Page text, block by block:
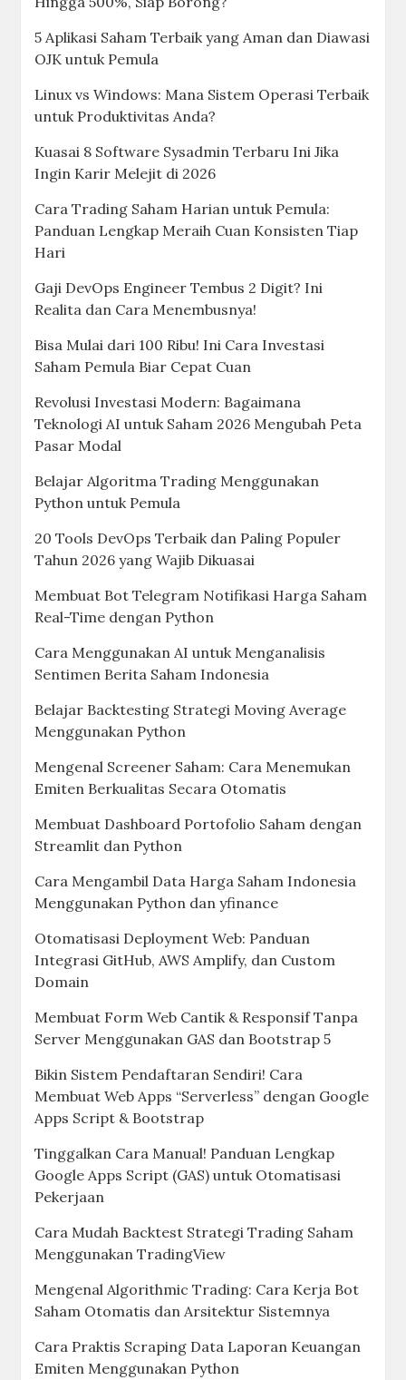
5 Aplikasi Saham Terbaik yang Aman dan Diawasi
OJK untuk Pemula
Linux vs Windows: Mana Sistem Operasi Terbaik
untuk Produktivitas Anda?
Kuasai 8 Software Sysadmin Terbaru Ini Jika
Ingin Karir Melejit di 2026
Cara Trading Saham Harian untuk Pemula:
Panduan Lengkap Meraih Cuan Konsisten Tiap
Hari
Gaji DevOps Engineer Tembus 2 Digit? Ini
Realita dan Cara Menembusnya!
Bisa Mulai dari 100 Ribu! Ini Cara Investasi
Saham Pemula Biar Cepat Cuan
Revolusi Investasi Modern: Bagaimana
Teknologi AI untuk Saham 2026 Mengubah Peta
Pasar Modal
Belajar Algoritma Trading Menggunakan
Python untuk Pemula
20 Tools DevOps Terbaik dan Paling Populer
Tahun 2026 yang Wajib Dikuasai
Membuat Bot Telegram Notifikasi Harga Saham
Real-Time dengan Python
Cara Menggunakan AI untuk Menganalisis
Sentimen Berita Saham Indonesia
Belajar Backtesting Strategi Moving Average
Menggunakan Python
Mengenal Screener Saham: Cara Menemukan
Emiten Berkualitas Secara Otomatis
Membuat Dashboard Portofolio Saham dengan
Streamlit dan Python
Cara Mengambil Data Harga Saham Indonesia
Menggunakan Python dan yfinance
Otomatisasi Deployment Web: Panduan
Integrasi GitHub, AWS Amplify, dan Custom
Domain
Membuat Form Web Cantik & Responsif Tanpa
Server Menggunakan GAS dan Bootstrap 5
Bikin Sistem Pendaftaran Sendiri! Cara
Membuat Web Apps “Serverless” dengan Google
Apps Script & Bootstrap
Tinggalkan Cara Manual! Panduan Lengkap
Google Apps Script (GAS) untuk Otomatisasi
Pekerjaan
Cara Mudah Backtest Strategi Trading Saham
Menggunakan TradingView
Mengenal Algorithmic Trading: Cara Kerja Bot
Saham Otomatis dan Arsitektur Sistemnya
Cara Praktis Scraping Data Laporan Keuangan
Emiten Menggunakan Python